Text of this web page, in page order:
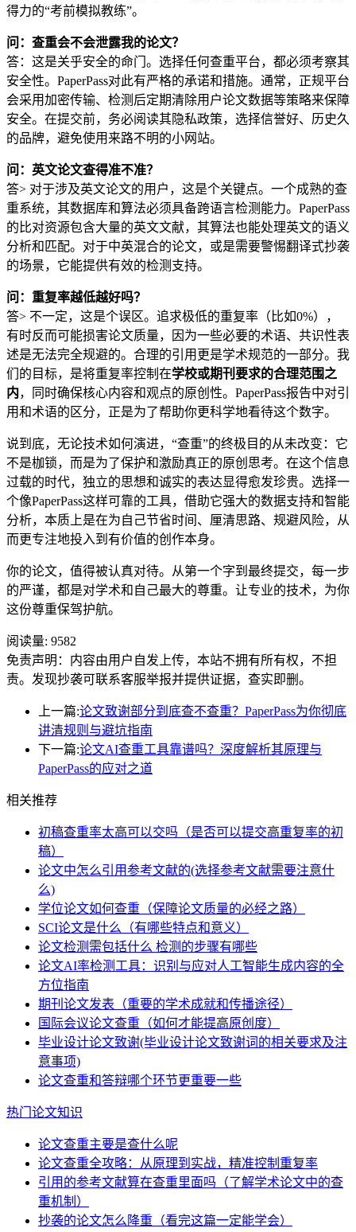
得力的“考前模拟教练”。
问：查重会不会泄露我的论文？
答：这是关乎安全的命门。选择任何查重平台，都必须考察其
安全性。PaperPass对此有严格的承诺和措施。通常，正规平台
会采用加密传输、检测后定期清除用户论文数据等策略来保障
安全。在提交前，务必阅读其隐私政策，选择信誉好、历史久
的品牌，避免使用来路不明的小网站。
问：英文论文查得准不准？
答> 对于涉及英文论文的用户，这是个关键点。一个成熟的查
重系统，其数据库和算法必须具备跨语言检测能力。PaperPass
的比对资源包含大量的英文文献，其算法也能处理英文的语义
分析和匹配。对于中英混合的论文，或是需要警惕翻译式抄袭
的场景，它能提供有效的检测支持。
问：重复率越低越好吗？
答> 不一定，这是个误区。追求极低的重复率（比如0%），
有时反而可能损害论文质量，因为一些必要的术语、共识性表
述是无法完全规避的。合理的引用更是学术规范的一部分。我
们的目标，是将重复率控制在学校或期刊要求的合理范围之
内，同时确保核心内容和观点的原创性。PaperPass报告中对引
用和术语的区分，正是为了帮助你更科学地看待这个数字。
说到底，无论技术如何演进，“查重”的终极目的从未改变：它
不是枷锁，而是为了保护和激励真正的原创思考。在这个信息
过载的时代，独立的思想和诚实的表达显得愈发珍贵。选择一
个像PaperPass这样可靠的工具，借助它强大的数据支持和智能
分析，本质上是在为自己节省时间、厘清思路、规避风险，从
而更专注地投入到有价值的创作本身。
你的论文，值得被认真对待。从第一个字到最终提交，每一步
的严谨，都是对学术和自己最大的尊重。让专业的技术，为你
这份尊重保驾护航。
阅读量: 9582
免责声明：内容由用户自发上传，本站不拥有所有权，不担
责。发现抄袭可联系客服举报并提供证据，查实即删。
上一篇:论文致谢部分到底查不查重？PaperPass为你彻底
讲清规则与避坑指南
下一篇:论文AI查重工具靠谱吗？深度解析其原理与
PaperPass的应对之道
相关推荐
初稿查重率太高可以交吗（是否可以提交高重复率的初
稿）
论文中怎么引用参考文献的(选择参考文献需要注意什
么)
学位论文如何查重（保障论文质量的必经之路）
SCI论文是什么（有哪些特点和意义）
论文检测需包括什么 检测的步骤有哪些
论文AI率检测工具：识别与应对人工智能生成内容的全
方位指南
期刊论文发表（重要的学术成就和传播途径）
国际会议论文查重（如何才能提高原创度）
毕业设计论文致谢(毕业设计论文致谢词的相关要求及注
意事项)
论文查重和答辩哪个环节更重要一些
热门论文知识
论文查重主要是查什么呢
论文查重全攻略：从原理到实战，精准控制重复率
引用的参考文献算在查重里面吗（了解学术论文中的查
重机制）
抄袭的论文怎么降重（看完这篇一定能学会）